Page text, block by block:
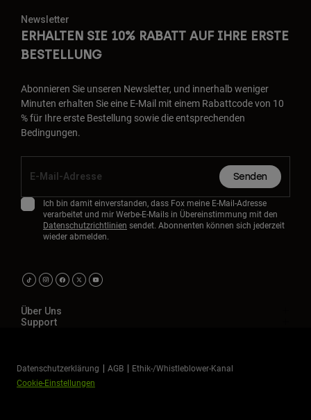
Newsletter
ERHALTEN SIE 10% RABATT AUF IHRE ERSTE
BESTELLUNG
Abonnieren Sie unseren Newsletter, und innerhalb weniger
Minuten erhalten Sie eine E-Mail mit einem Rabattcode von 10
% für Ihre erste Bestellung sowie die entsprechenden
Bedingungen.
Senden
Ich bin damit einverstanden, dass Fox meine E-Mail-Adresse
verarbeitet und mir Werbe-E-Mails in Übereinstimmung mit den
Datenschutzrichtlinien sendet. Abonnenten können sich jederzeit
wieder abmelden.
Über Uns
Support
Datenschutzerklärung AGB
Ethik-/Whistleblower-Kanal
Cookie-Einstellungen